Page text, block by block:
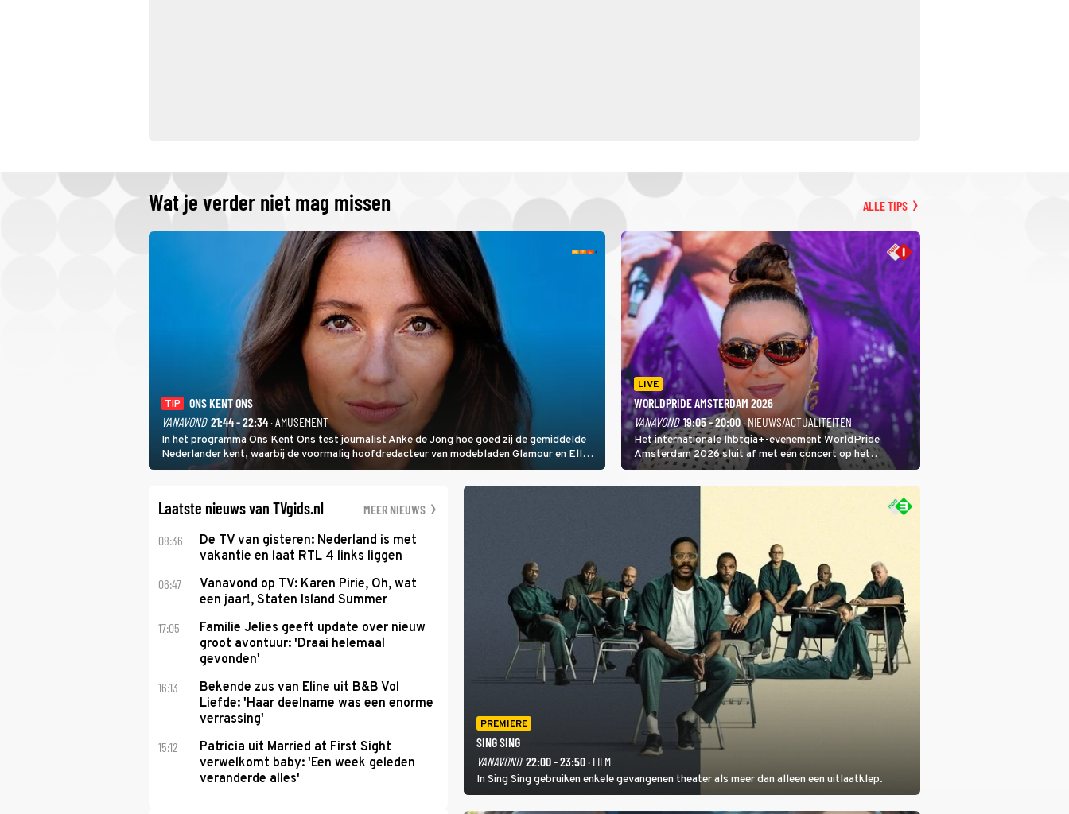
Wat je verder niet mag missen ALLE TIPS
TIP
ONS KENT ONS
VANAVOND 21:44 - 22:34· AMUSEMENT
In het programma Ons Kent Ons test journalist Anke de Jong hoe goed zij de gemiddelde
Nederlander kent, waarbij de voormalig hoofdredacteur van modebladen Glamour en Elle
het samen met rapper Keizer opneemt tegen Edson da Graça en Marc-Marie Huijbregts.
LIVE
WORLDPRIDE AMSTERDAM 2026
VANAVOND 19:05 - 20:00· NIEUWS/ACTUALITEITEN
Het internationale lhbtqia+-evenement WorldPride
Amsterdam 2026 sluit af met een concert op het
Amsterdamse Museumplein. Anita Doth is een van de
optredende artiesten. In de jaren 90 veroverde ze de
Laatste nieuws van TVgids.nl MEER NIEUWS
08:36
De TV van gisteren: Nederland is met
vakantie en laat RTL 4 links liggen
06:47
Vanavond op TV: Karen Pirie, Oh, wat
een jaar!, Staten Island Summer
17:05
Familie Jelies geeft update over nieuw
groot avontuur: 'Draai helemaal
gevonden'
16:13
Bekende zus van Eline uit B&B Vol
Liefde: 'Haar deelname was een enorme
verrassing'
15:12
Patricia uit Married at First Sight
verwelkomt baby: 'Een week geleden
veranderde alles'
PREMIERE
SING SING
VANAVOND 22:00 - 23:50· FILM
In Sing Sing gebruiken enkele gevangenen theater als meer dan alleen een uitlaatklep.